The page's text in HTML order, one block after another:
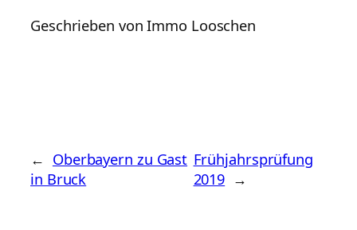
Geschrieben von Immo Looschen
← Oberbayern zu Gast
in Bruck
Frühjahrsprüfung
2019 →